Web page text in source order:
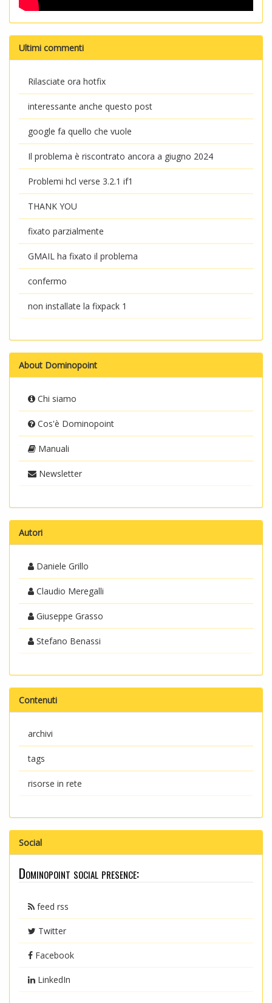
Ultimi commenti
Rilasciate ora hotfix
interessante anche questo post
google fa quello che vuole
Il problema è riscontrato ancora a giugno 2024
Problemi hcl verse 3.2.1 if1
THANK YOU
fixato parzialmente
GMAIL ha fixato il problema
confermo
non installate la fixpack 1
About Dominopoint
Chi siamo
Cos'è Dominopoint
Manuali
Newsletter
Autori
Daniele Grillo
Claudio Meregalli
Giuseppe Grasso
Stefano Benassi
Contenuti
archivi
tags
risorse in rete
Social
Dominopoint social presence:
feed rss
Twitter
Facebook
LinkedIn